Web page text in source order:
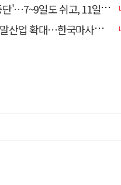
일도 쉬고, 11일 재개
대…한국마사회 유치도 총력